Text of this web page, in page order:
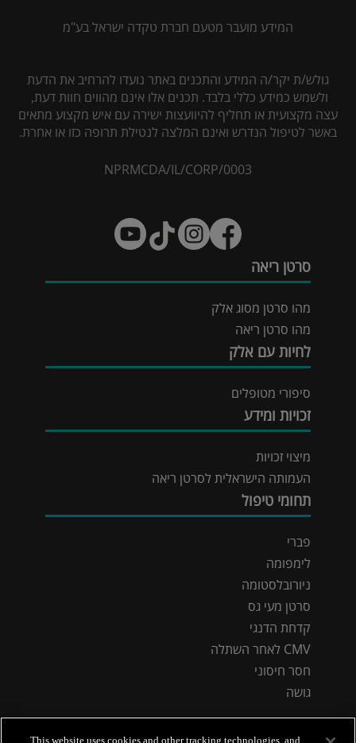
המידע מועבר מטעם חברת טקדה ישראל בע"מ
גולש/ת יקר/ה המידע והתכנים באתר נועדו להרחיב את הדעת
ולשמש כמידע כללי בלבד. תכנים אלו אינם מהווים חוות דעת,
עצה מקצועית או תחליף להיוועצות ישירה עם איש מקצוע מתאים
באשר לטיפול הנדרש ואינם המלצה לנטילת תרופה כזו או אחרת.
NPRMCDA/IL/CORP/0003
סרטן ריאה
מהו סרטן מסוג אלק
מהו סרטן ריאה
לחיות עם אלק
סיפורי מטופלים
זכויות ומידע
מיצוי זכויות
העמותה הישראלית לסרטן ריאה
תחומי טיפול
פברי
לימפומה
ניורובלסטומה
סרטן מעי גס
קדחת הדנגי
CMV לאחר השתלה
חסר חיסוני
גושה
This website uses cookies and other tracking technologies, and